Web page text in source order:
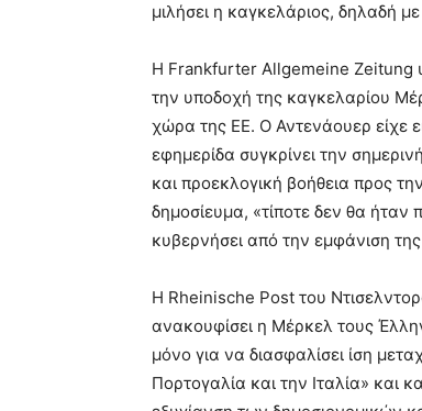
μιλήσει η καγκελάριος, δηλαδή
Η Frankfurter Allgemeine Zeitung
την υποδοχή της καγκελαρίου
χώρα της ΕΕ. Ο Αντενάουερ είχε
εφημερίδα συγκρίνει την
και προεκλογική βοήθεια προς
δημοσίευμα, «τίποτε δεν θα
κυβερνήσει από την εμφάνιση
Η Rheinische Post του
ανακουφίσει η Μέρκελ τους
μόνο για να διασφαλίσει ίση
Πορτογαλία και την Ιταλία» και